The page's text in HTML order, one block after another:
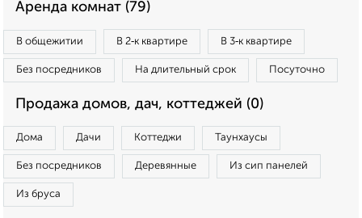
Аренда комнат (79)
В общежитии В 2‑к квартире В 3‑к квартире
Без посредников На длительный срок Посуточно
Продажа домов, дач, коттеджей (0)
Дома Дачи Коттеджи Таунхаусы
Без посредников Деревянные Из сип панелей
Из бруса